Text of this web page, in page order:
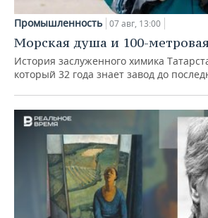
Промышленность 07 авг, 13:00
Морская душа и 100-
История заслуженного химика
который 32 года знает завод до